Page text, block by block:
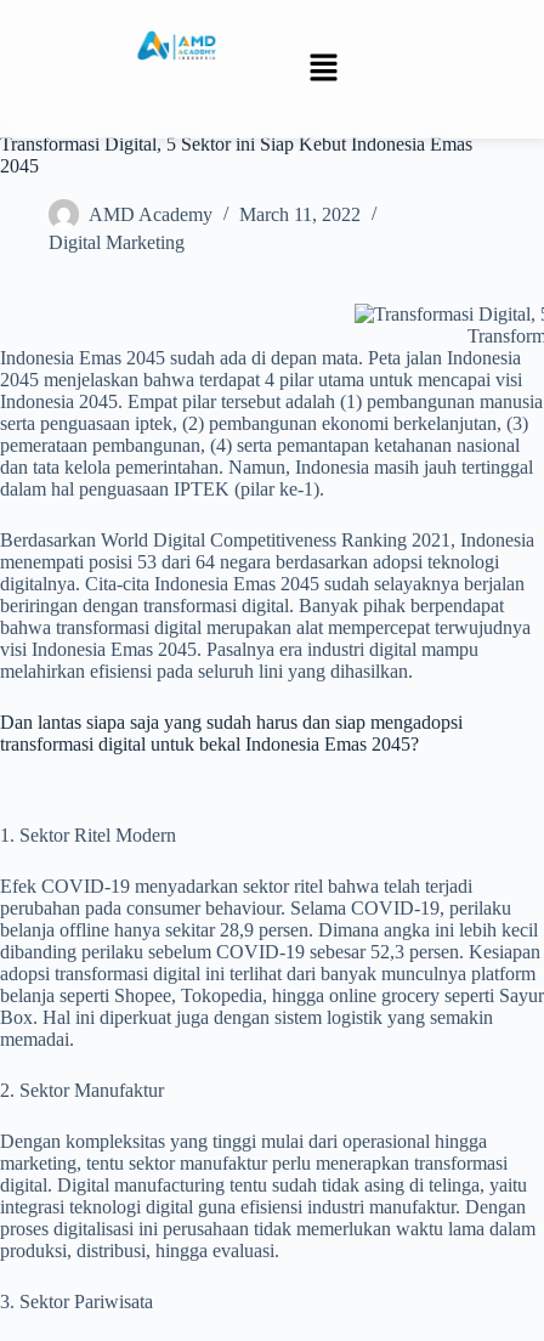
Transformasi Digital, 5 Sektor ini Siap Kebut Indonesia Emas
2045
AMD Academy
March 11, 2022
Digital Marketing
Indonesia Emas 2045 sudah ada di depan mata. Peta jalan Indonesia
2045 menjelaskan bahwa terdapat 4 pilar utama untuk mencapai visi
Indonesia 2045. Empat pilar tersebut adalah (1) pembangunan manusia
serta penguasaan iptek, (2) pembangunan ekonomi berkelanjutan, (3)
pemerataan pembangunan, (4) serta pemantapan ketahanan nasional
dan tata kelola pemerintahan. Namun, Indonesia masih jauh tertinggal
dalam hal penguasaan IPTEK (pilar ke-1).
Berdasarkan World Digital Competitiveness Ranking 2021, Indonesia
menempati posisi 53 dari 64 negara berdasarkan adopsi teknologi
digitalnya. Cita-cita Indonesia Emas 2045 sudah selayaknya berjalan
beriringan dengan transformasi digital. Banyak pihak berpendapat
bahwa transformasi digital merupakan alat mempercepat terwujudnya
visi Indonesia Emas 2045. Pasalnya era industri digital mampu
melahirkan efisiensi pada seluruh lini yang dihasilkan.
Dan lantas siapa saja yang sudah harus dan siap mengadopsi
transformasi digital untuk bekal Indonesia Emas 2045?
1. Sektor Ritel Modern
Efek COVID-19 menyadarkan sektor ritel bahwa telah terjadi
perubahan pada consumer behaviour. Selama COVID-19, perilaku
belanja offline hanya sekitar 28,9 persen. Dimana angka ini lebih kecil
dibanding perilaku sebelum COVID-19 sebesar 52,3 persen. Kesiapan
adopsi transformasi digital ini terlihat dari banyak munculnya platform
belanja seperti Shopee, Tokopedia, hingga online grocery seperti Sayur
Box. Hal ini diperkuat juga dengan sistem logistik yang semakin
memadai.
2. Sektor Manufaktur
Dengan kompleksitas yang tinggi mulai dari operasional hingga
marketing, tentu sektor manufaktur perlu menerapkan transformasi
digital. Digital manufacturing tentu sudah tidak asing di telinga, yaitu
integrasi teknologi digital guna efisiensi industri manufaktur. Dengan
proses digitalisasi ini perusahaan tidak memerlukan waktu lama dalam
produksi, distribusi, hingga evaluasi.
3. Sektor Pariwisata